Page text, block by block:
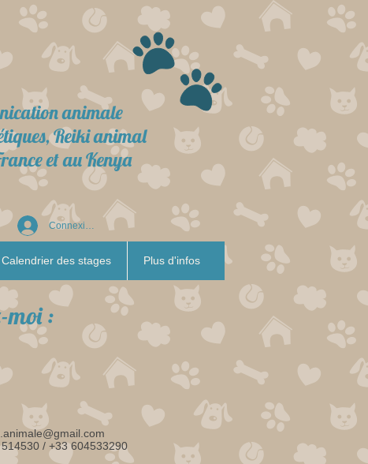
animale
Reiki animal
et au Kenya
Connexion
Calendrier des stages Plus d'infos
moi :
/ +33 604533290